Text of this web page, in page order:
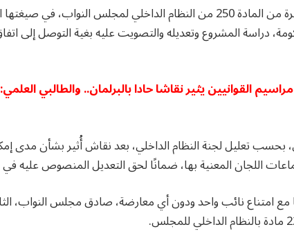
وتنص الفقرة الأخيرة من المادة 250 من النظام الداخلي لمجلس
دراسة المشروع وتعديله والتصويت عليه بغية التوصل إلى
القوانيين يثير نقاشا حادا بالبرلمان.. والطالبي
بحسب تعليل لجنة النظام الداخلي، بعد نقاش أُثير بشأن مدى
اللجان المعنية بها، ضمانًا لحق التعديل المنصوص عليه في الفصل 83 من
117 نائبا مع امتناع نائب واحد ودون أي معارضة، صادق مجلس